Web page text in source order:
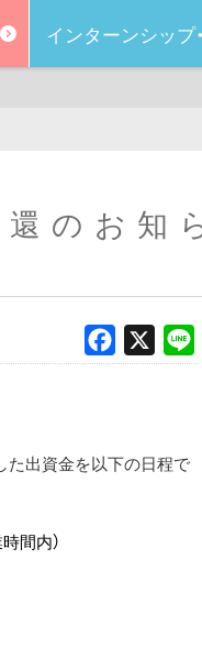
インターンシップ・
のお知
Facebook
た出資金を以下の日程で
間内）